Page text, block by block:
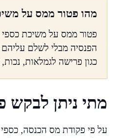
מהו פטור ממס על
פטור ממס על משיכת
הפנסיה מבלי לשלם
כגון פרישה לגמלאות,
מתי ניתן לבקש
על פי פקודת מס הכנסה,